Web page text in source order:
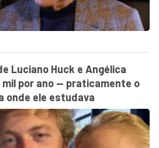
Luciano Huck e Angélica
mil por ano — praticamente o
onde ele estudava